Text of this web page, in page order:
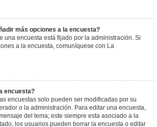
más opciones a la encuesta?
una encuesta está fijado por la administración. Si
a la encuesta, comuníquese con La
encuesta?
encuestas solo pueden ser modificadas por su
o la administración. Para editar una encuesta,
del tema; este siempre esta asociado a la
los usuarios pueden borrar la encuesta o editar